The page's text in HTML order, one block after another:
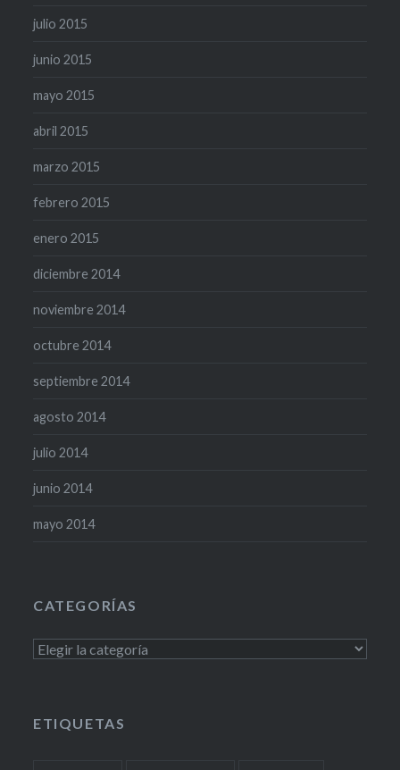
julio 2015
junio 2015
mayo 2015
abril 2015
marzo 2015
febrero 2015
enero 2015
diciembre 2014
noviembre 2014
octubre 2014
septiembre 2014
agosto 2014
julio 2014
junio 2014
mayo 2014
CATEGORÍAS
Categorías
ETIQUETAS